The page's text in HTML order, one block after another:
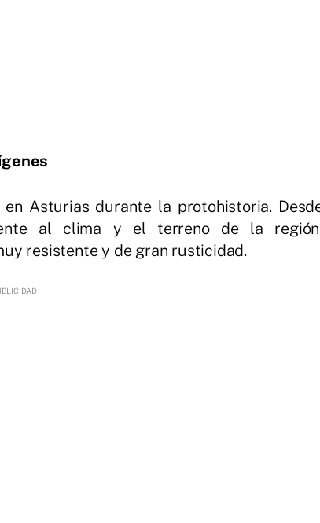
Asturias durante la protohistoria.
al clima y el terreno de la
resistente y de gran rusticidad.